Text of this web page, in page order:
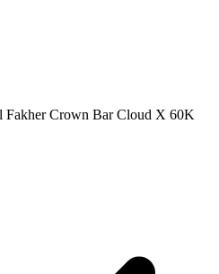
Fakher Crown Bar Cloud X 60K